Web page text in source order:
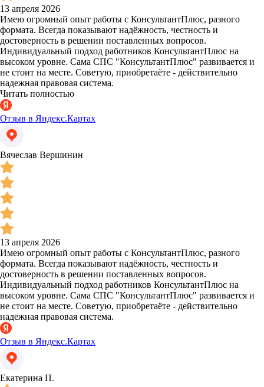
13 апреля 2026
Имею огромный опыт работы с КонсультантПлюс, разного
формата. Всегда показывают надёжность, честность и
достоверность в решении поставленных вопросов.
Индивидуальный подход работников КонсультантПлюс на
высоком уровне. Сама СПС "КонсультантПлюс" развивается и
не стоит на месте. Советую, приобретаёте - действительно
надежная правовая система.
Читать полностью
Отзыв в Яндекс.Картах
Вячеслав Вершинин
13 апреля 2026
Имею огромный опыт работы с КонсультантПлюс, разного
формата. Всегда показывают надёжность, честность и
достоверность в решении поставленных вопросов.
Индивидуальный подход работников КонсультантПлюс на
высоком уровне. Сама СПС "КонсультантПлюс" развивается и
не стоит на месте. Советую, приобретаёте - действительно
надежная правовая система.
Отзыв в Яндекс.Картах
Екатерина П.